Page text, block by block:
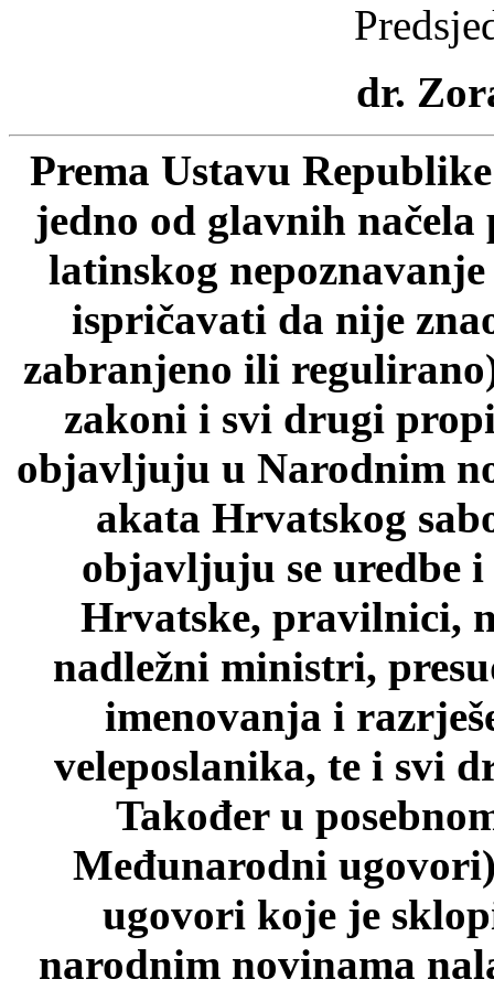
dr.
Prema Ustavu
jedno od glavnih
latinskog
ispričavati da nije
zabranjeno ili
zakoni i svi drugi
objavljuju u Narodnim
akata Hrvatskog
objavljuju se uredbe
Hrvatske, pravilnici,
nadležni ministri,
imenovanja i
veleposlanika, te i svi
Također u
Međunarodni
ugovori koje je
narodnim novinama